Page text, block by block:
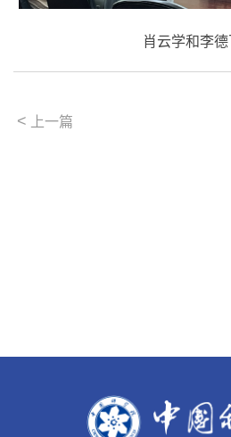
肖云学和李
< 上一篇